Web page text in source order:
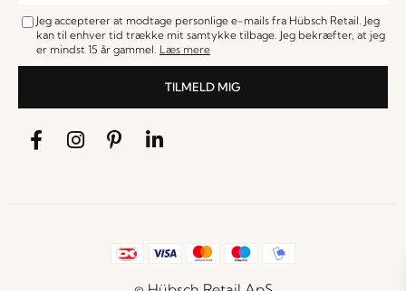
Jeg accepterer at modtage personlige e-mails fra Hübsch Retail. Jeg
kan til enhver tid trække mit samtykke tilbage. Jeg bekræfter, at jeg
er mindst 15 år gammel. Læs mere
TILMELD MIG